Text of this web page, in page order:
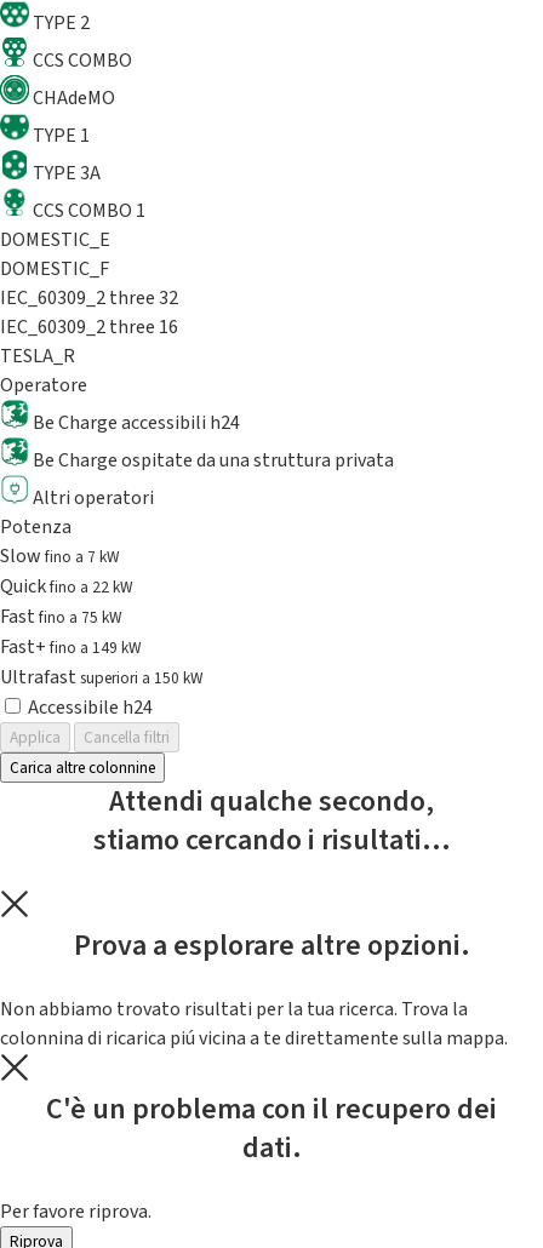
TYPE 2
CCS COMBO
CHAdeMO
TYPE 1
TYPE 3A
CCS COMBO 1
DOMESTIC_E
DOMESTIC_F
IEC_60309_2 three 32
IEC_60309_2 three 16
TESLA_R
Operatore
Be Charge accessibili h24
Be Charge ospitate da una struttura privata
Altri operatori
Potenza
Slowfino a 7 kW
Quickfino a 22 kW
Fastfino a 75 kW
Fast+fino a 149 kW
Ultrafast superiori a 150 kW
Accessibile h24
Applica
Cancella filtri
Carica altre colonnine
Attendi qualche secondo,
stiamo cercando i risultati...
Prova a esplorare altre opzioni.
Non abbiamo trovato risultati per la tua ricerca. Trova la
colonnina di ricarica piú vicina a te direttamente sulla mappa.
C'è un problema con il recupero dei
dati.
Per favore riprova.
Riprova